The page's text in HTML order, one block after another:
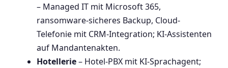
– Managed IT mit Microsoft 365,
ransomware-sicheres Backup, Cloud-
Telefonie mit CRM-Integration; KI-Assistenten
auf Mandantenakten.
Hotellerie– Hotel-PBX mit KI-Sprachagent;